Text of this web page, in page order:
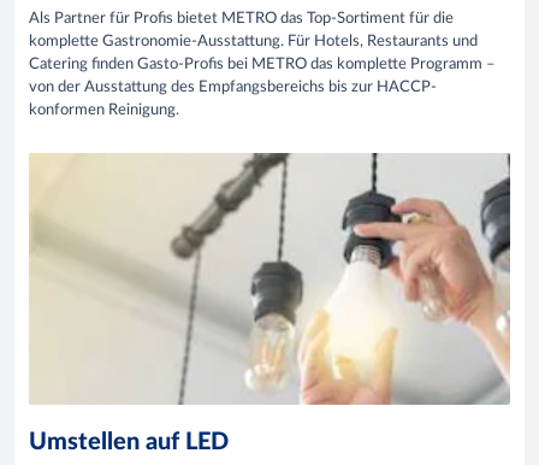
Als Partner für Profis bietet METRO das Top-Sortiment für die
komplette Gastronomie-Ausstattung. Für Hotels, Restaurants und
Catering finden Gasto-Profis bei METRO das komplette Programm –
von der Ausstattung des Empfangsbereichs bis zur HACCP-
konformen Reinigung.
Umstellen auf LED